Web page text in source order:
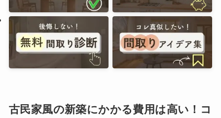
古民家風の新築にかかる費用は高い！コ